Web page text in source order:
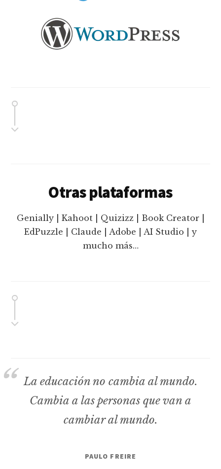
Otras plataformas
Genially | Kahoot | Quizizz | Book Creator |
EdPuzzle | Claude | Adobe | AI Studio | y
mucho más…
La educación no cambia al mundo.
Cambia a las personas que van a
cambiar al mundo.
PAULO FREIRE